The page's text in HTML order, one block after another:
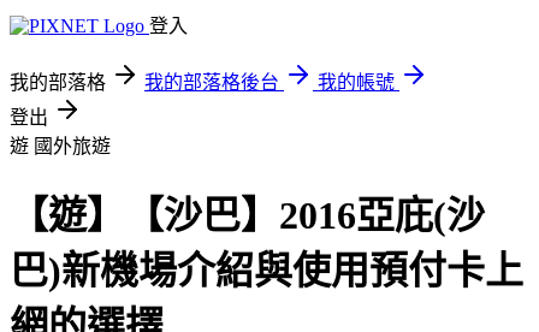
登入
我的部落格 我的部落格後台
我的帳號
登出
遊 國外旅遊
【遊】【沙巴】2016亞庇(沙
巴)新機場介紹與使用預付卡上